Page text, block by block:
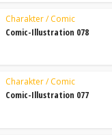
Charakter / Comic
Comic-Illustration 078
Charakter / Comic
Comic-Illustration 077